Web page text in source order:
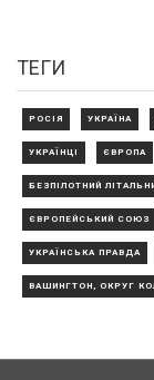
ТЕГИ
РОСІЯ УКРАЇНА
УКРАЇНЦІ ЄВРОПА
БЕЗПІЛОТНИЙ
ЄВРОПЕЙСЬКИЙ СОЮЗ
УКРАЇНСЬКА ПРАВДА
ВАШИНГТОН, ОКРУГ